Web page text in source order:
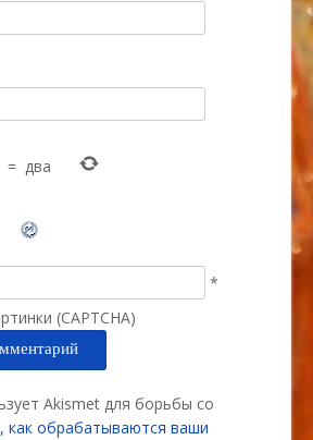
= два
(CAPTCHA)
*
Akismet для борьбы со
как обрабатываются ваши